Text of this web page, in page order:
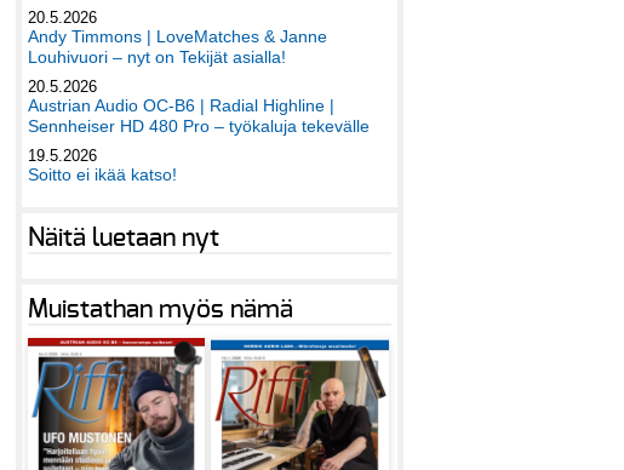
20.5.2026
Andy Timmons | LoveMatches & Janne
Louhivuori – nyt on Tekijät asialla!
20.5.2026
Austrian Audio OC-B6 | Radial Highline |
Sennheiser HD 480 Pro – työkaluja tekevälle
19.5.2026
Soitto ei ikää katso!
Näitä luetaan nyt
Muistathan myös nämä